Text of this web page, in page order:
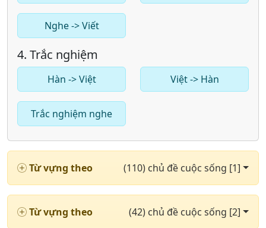
Nghe -> Viết
4. Trắc nghiệm
Hàn -> Việt Việt -> Hàn
Trắc nghiệm nghe
Từ vựng theo (110) chủ đề cuộc sống [1]
Từ vựng theo (42) chủ đề cuộc sống [2]